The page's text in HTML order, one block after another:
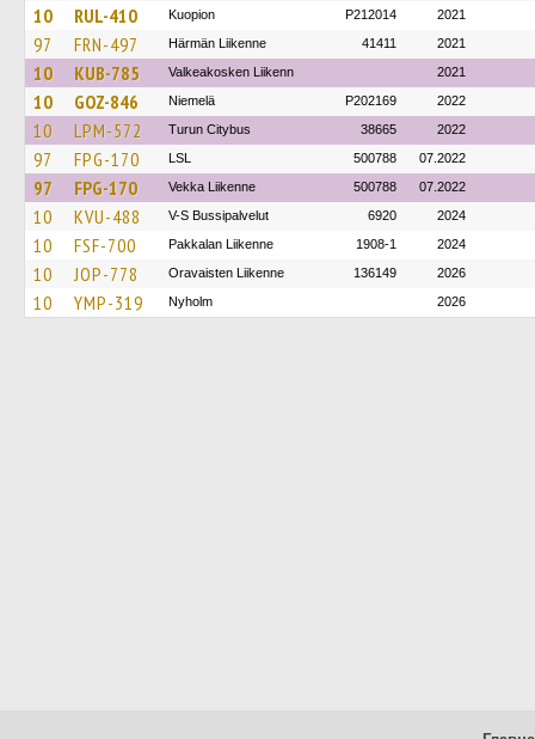
10 RUL-410 Kuopion P212014 2021
97 FRN-497 Härmän Liikenne 41411 2021
10 KUB-785 Valkeakosken Liikenn 2021
10 GOZ-846 Niemelä P202169 2022
10 LPM-572 Turun Citybus 38665 2022
97 FPG-170 LSL 500788 07.2022
97 FPG-170 Vekka Liikenne 500788 07.2022
10 KVU-488 V-S Bussipalvelut 6920 2024
10 FSF-700 Pakkalan Liikenne 1908-1 2024
10 JOP-778 Oravaisten Liikenne 136149 2026
10 YMP-319 Nyholm 2026